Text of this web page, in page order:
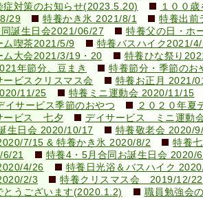
症対策のお知らせ(2023.5.20)
１００
29
特養かき氷 2021/8/1
特養出前
誕生日会2021/06/27
特養父の日・ホ
ム喫茶2021/5/9
特養バスハイク2021/
ム大会2021/3/19・20
特養ひな祭り
年節分、豆まき
特養節分・季節の
ービスクリスマス会
特養お正月 2021/
11/25
特養ミニ運動会 2020/11/15
イサービス季節のおやつ
２０２０年夏
ービス 七夕
デイサービス ミニ運動
生日会 2020/10/17
特養敬老会 2020/
7/15 & 特養かき氷 2020/8/2
特養
6/21
特養4・5月合同お誕生日会 2020/
4/26
特養日光浴＆バスハイク
2/3
特養クリスマス会 2019/12/22
とうございます(2020.1.2)
職員勉強会